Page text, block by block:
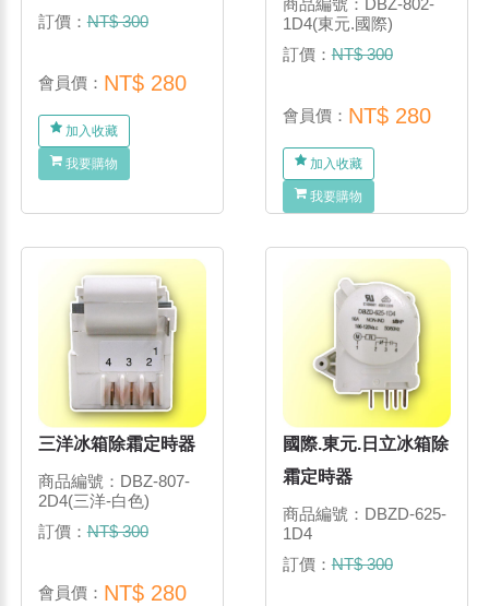
訂價：NT$ 300
會員價： NT$ 280
加入收藏
我要購物
商品編號：DBZ-802-
1D4(東元.國際)
訂價：NT$ 300
會員價： NT$ 280
加入收藏
我要購物
三洋冰箱除霜定時器
商品編號：DBZ-807-
2D4(三洋-白色)
訂價：NT$ 300
會員價： NT$ 280
國際.東元.日立冰箱除
霜定時器
商品編號：DBZD-625-
1D4
訂價：NT$ 300